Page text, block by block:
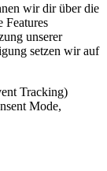
wir dir über die
Features
unserer
setzen wir auf
Tracking)
Mode,